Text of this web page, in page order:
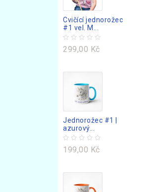
Cvičící jednorožec
#1 vel. M...
299,00 Kč
Jednorožec #1 |
azurový...
199,00 Kč